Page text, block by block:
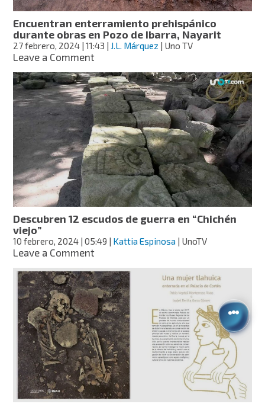
Encuentran enterramiento prehispánico
durante obras en Pozo de Ibarra, Nayarit
27 febrero, 2024 | 11:43 J.L. Márquez | Uno TV
Leave a Commenton
enterramiento
prehispánico
durante
obras
en
Pozo
de
Ibarra,
Nayarit
Descubren 12 escudos de guerra en “Chichén
viejo”
10 febrero, 2024 | 05:49 | Kattia Espinosa | UnoTV
Leave a Commenton
12
escudos
de
guerra
en
“Chichén
viejo”